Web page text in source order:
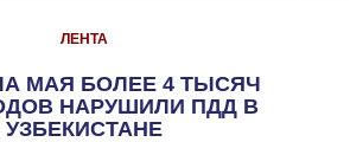
ЛЕНТА
МАЯ БОЛЕЕ 4 ТЫСЯЧ
НАРУШИЛИ ПДД В
УЗБЕКИСТАНЕ